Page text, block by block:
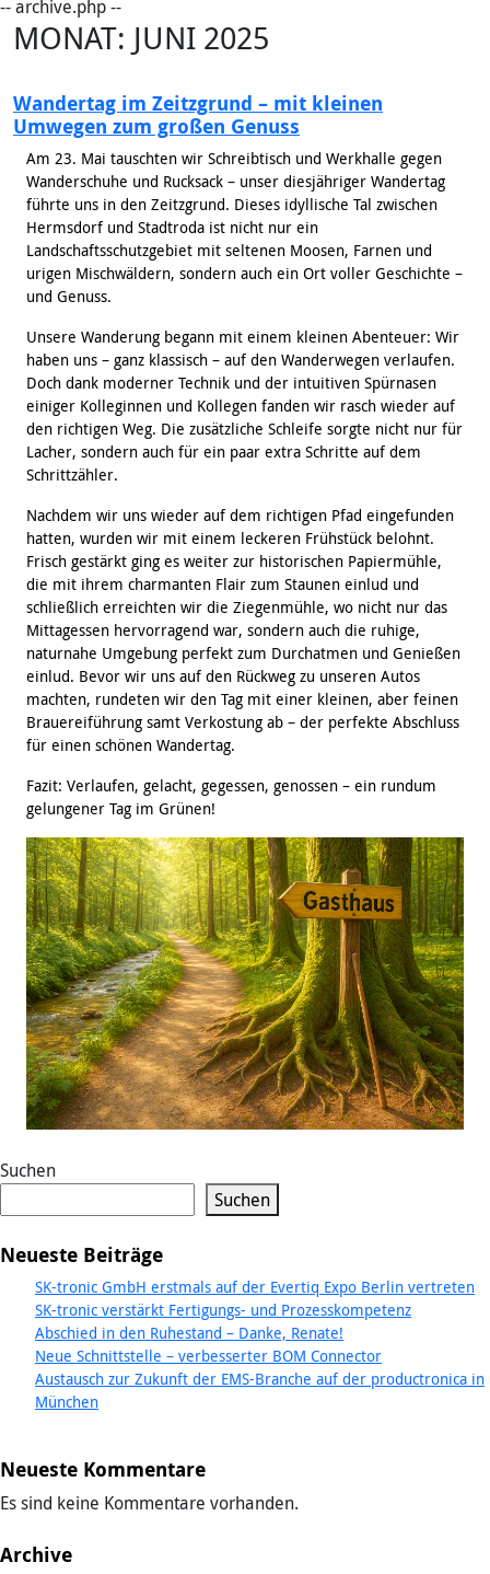
-- archive.php --
MONAT: JUNI 2025
Wandertag im Zeitzgrund – mit kleinen
Umwegen zum großen Genuss
Am 23. Mai tauschten wir Schreibtisch und Werkhalle gegen
Wanderschuhe und Rucksack – unser diesjähriger Wandertag
führte uns in den Zeitzgrund. Dieses idyllische Tal zwischen
Hermsdorf und Stadtroda ist nicht nur ein
Landschaftsschutzgebiet mit seltenen Moosen, Farnen und
urigen Mischwäldern, sondern auch ein Ort voller Geschichte –
und Genuss.
Unsere Wanderung begann mit einem kleinen Abenteuer: Wir
haben uns – ganz klassisch – auf den Wanderwegen verlaufen.
Doch dank moderner Technik und der intuitiven Spürnasen
einiger Kolleginnen und Kollegen fanden wir rasch wieder auf
den richtigen Weg. Die zusätzliche Schleife sorgte nicht nur für
Lacher, sondern auch für ein paar extra Schritte auf dem
Schrittzähler.
Nachdem wir uns wieder auf dem richtigen Pfad eingefunden
hatten, wurden wir mit einem leckeren Frühstück belohnt.
Frisch gestärkt ging es weiter zur historischen Papiermühle,
die mit ihrem charmanten Flair zum Staunen einlud und
schließlich erreichten wir die Ziegenmühle, wo nicht nur das
Mittagessen hervorragend war, sondern auch die ruhige,
naturnahe Umgebung perfekt zum Durchatmen und Genießen
einlud. Bevor wir uns auf den Rückweg zu unseren Autos
machten, rundeten wir den Tag mit einer kleinen, aber feinen
Brauereiführung samt Verkostung ab – der perfekte Abschluss
für einen schönen Wandertag.
Fazit: Verlaufen, gelacht, gegessen, genossen – ein rundum
gelungener Tag im Grünen!
Suchen
Suchen
Neueste Beiträge
SK-tronic GmbH erstmals auf der Evertiq Expo Berlin vertreten
SK-tronic verstärkt Fertigungs- und Prozesskompetenz
Abschied in den Ruhestand – Danke, Renate!
Neue Schnittstelle – verbesserter BOM Connector
Austausch zur Zukunft der EMS-Branche auf der productronica in
München
Neueste Kommentare
Es sind keine Kommentare vorhanden.
Archive